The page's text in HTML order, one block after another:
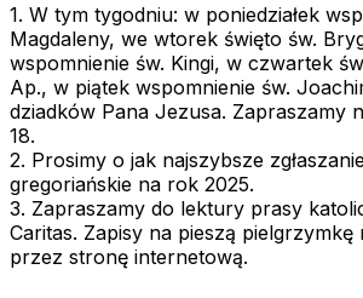
1. W tym tygodniu: w poniedziałek
Magdaleny, we wtorek święto św.
wspomnienie św. Kingi, w czwartek
Ap., w piątek wspomnienie św.
dziadków Pana Jezusa. Zapraszamy
18.
2. Prosimy o jak najszybsze
gregoriańskie na rok 2025.
3. Zapraszamy do lektury prasy
Caritas. Zapisy na pieszą pielgrzymkę
przez stronę internetową.